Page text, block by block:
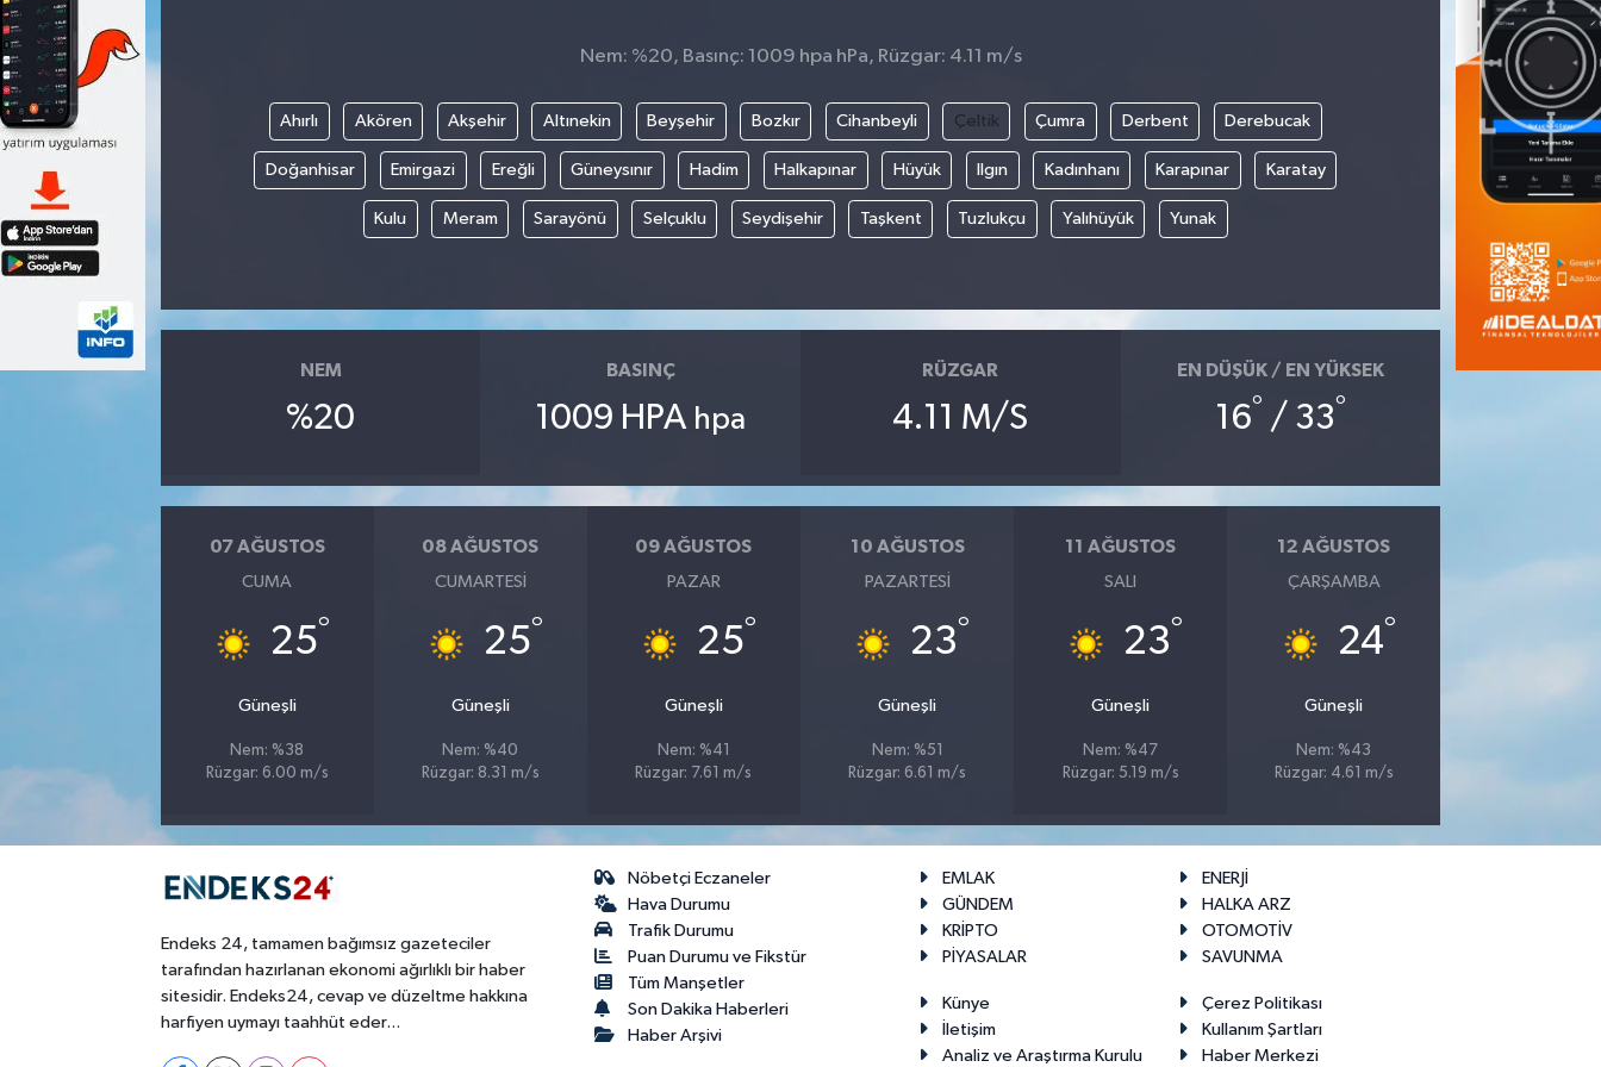
Nem: %20, Basınç: 1009 hpa hPa, Rüzgar: 4.11 m/s
Ahırlı Akören Akşehir Altınekin Beyşehir Bozkır Cihanbeyli Çeltik Çumra Derbent Derebucak
Doğanhisar Emirgazi Ereğli Güneysınır Hadim Halkapınar Hüyük Ilgın Kadınhanı Karapınar Karatay
Kulu Meram Sarayönü Selçuklu Seydişehir Taşkent Tuzlukçu Yalıhüyük Yunak
NEM
%20
BASINÇ
1009 HPA hpa
RÜZGAR
4.11 M/S
EN DÜŞÜK / EN YÜKSEK
16° / 33°
07 AĞUSTOS
CUMA
25°
Güneşli
Nem: %38
Rüzgar: 6.00 m/s
08 AĞUSTOS
CUMARTESI
25°
Güneşli
Nem: %40
Rüzgar: 8.31 m/s
09 AĞUSTOS
PAZAR
25°
Güneşli
Nem: %41
Rüzgar: 7.61 m/s
10 AĞUSTOS
PAZARTESI
23°
Güneşli
Nem: %51
Rüzgar: 6.61 m/s
11 AĞUSTOS
SALI
23°
Güneşli
Nem: %47
Rüzgar: 5.19 m/s
12 AĞUSTOS
ÇARŞAMBA
24°
Güneşli
Nem: %43
Rüzgar: 4.61 m/s
Endeks 24, tamamen bağımsız gazeteciler
tarafından hazırlanan ekonomi ağırlıklı bir haber
sitesidir. Endeks24, cevap ve düzeltme hakkına
harfiyen uymayı taahhüt eder...
Nöbetçi Eczaneler
Hava Durumu
Trafik Durumu
Puan Durumu ve Fikstür
Tüm Manşetler
Son Dakika Haberleri
Haber Arşivi
EMLAK
ENERJİ
GÜNDEM
HALKA ARZ
KRİPTO
OTOMOTİV
PİYASALAR
SAVUNMA
Künye
Çerez Politikası
İletişim
Kullanım Şartları
Analiz ve Araştırma Kurulu
Haber Merkezi